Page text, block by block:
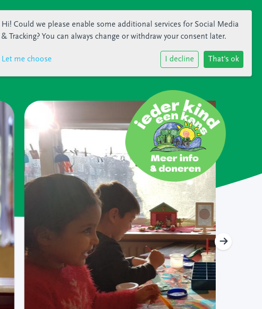
Hi! Could we please enable some additional services for Social Media
& Tracking? You can always change or withdraw your consent later.
Let me choose I decline That's ok